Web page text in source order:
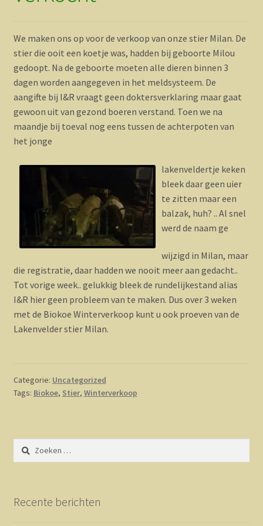
We maken ons op voor de verkoop van onze stier Milan. De
stier die ooit een koetje was, hadden bij geboorte Milou
gedoopt. Na de geboorte moeten alle dieren binnen 3
dagen worden aangegeven in het meldsysteem. De
aangifte bij I&R vraagt geen doktersverklaring maar gaat
gewoon uit van gezond boeren verstand. Toen we na
maandje bij toeval nog eens tussen de achterpoten van
het jonge
lakenveldertje keken
bleek daar geen uier
te zitten maar een
balzak, huh? .. Al snel
werd de naam ge
wijzigd in Milan, maar
die registratie, daar hadden we nooit meer aan gedacht..
Tot vorige week.. gelukkig bleek de rundelijkestand alias
I&R hier geen probleem van te maken. Dus over 3 weken
met de Biokoe Winterverkoop kunt u ook proeven van de
Lakenvelder stier Milan.
Categorie: Uncategorized
Tags: Biokoe, Stier, Winterverkoop
Zoeken
naar:
Recente berichten